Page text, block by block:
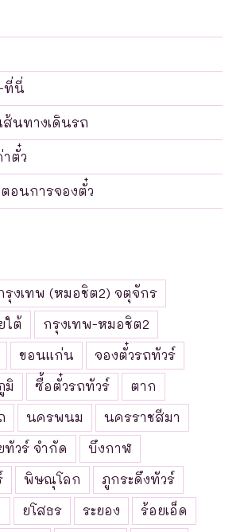
ที่นี่
นทางเดินรถ
ตั๋ว
อนการจองตั๋ว
รุงเทพ (หมอชิต2) จตุจักร
ใต้
กรุงเทพ-หมอชิต2
ขอนแก่น
จองตั๋วรถทัวร์
มิ ซื้อตั๋วรถทัวร์
ตาก
นครพนม
นครราชสีมา
ทัวร์ จำกัด
บึงกาฬ
พิษณุโลก
ภูกระดึงทัวร์
ยโสธร ระยอง
ร้อยเอ็ด